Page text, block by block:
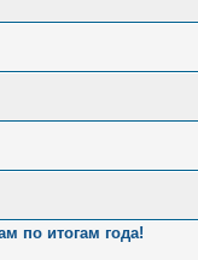
по итогам года!